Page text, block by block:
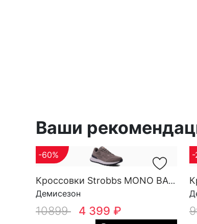
Ваши
Кроссовки Strobbs MONO BASE M 3696-17
Демисезон
-60%
10899 4 399 ₽
-